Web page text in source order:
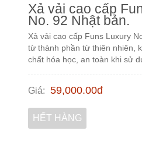
Xả vải cao cấp
No. 92 Nhật bản.
Xả vải cao cấp Funs Luxury
từ thành phần từ thiên nhiên,
chất hóa học, an toàn khi sử
Giá: 59,000.00đ
HẾT HÀNG